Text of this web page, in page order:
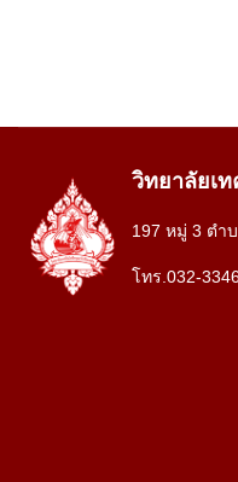
วิทยาลัยเ
197 หมู่ 3 ตำ
โทร.032-